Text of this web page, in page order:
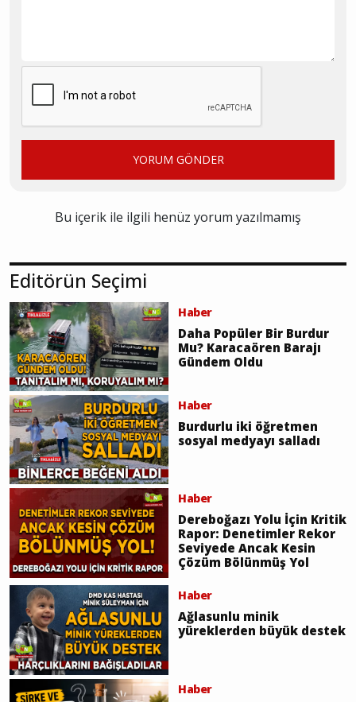
YORUM GÖNDER
Bu içerik ile ilgili henüz yorum yazılmamış
Editörün Seçimi
Haber
Daha Popüler Bir Burdur
Mu? Karacaören Barajı
Gündem Oldu
Haber
Burdurlu iki öğretmen
sosyal medyayı salladı
Haber
Dereboğazı Yolu İçin Kritik
Rapor: Denetimler Rekor
Seviyede Ancak Kesin
Çözüm Bölünmüş Yol
Haber
Ağlasunlu minik
yüreklerden büyük destek
Haber